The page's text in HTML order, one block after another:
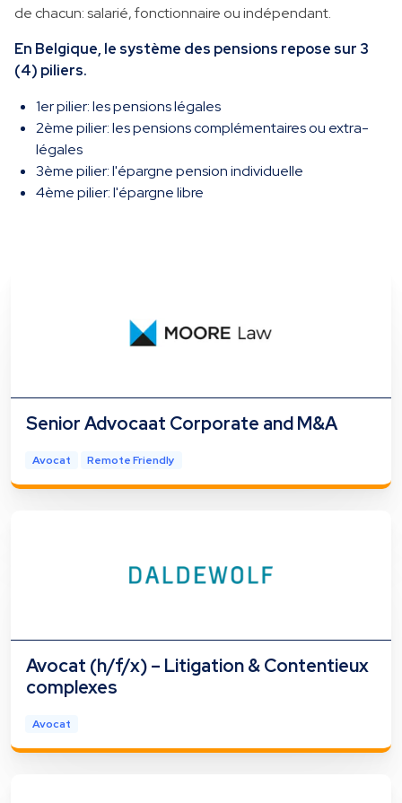
de chacun: salarié, fonctionnaire ou indépendant.
En Belgique, le système des pensions repose sur 3
(4) piliers.
1er pilier: les pensions légales
2ème pilier: les pensions complémentaires ou extra-
légales
3ème pilier: l'épargne pension individuelle
4ème pilier: l'épargne libre
Senior Advocaat Corporate and M&A
Avocat Remote Friendly
Avocat (h/f/x) – Litigation & Contentieux
complexes
Avocat